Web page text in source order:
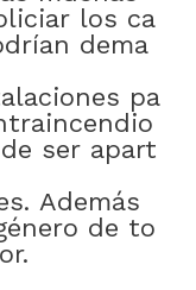
los ca
dema
pa
de ser apart
. Además
de to
.